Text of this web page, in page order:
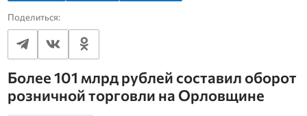
Поделиться:
Более 101 млрд рублей составил оборот
розничной торговли на Орловщине